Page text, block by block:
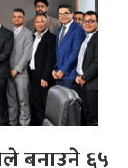
बनाउने ६५